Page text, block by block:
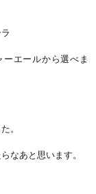
エールから選べま
。
なあと思います。